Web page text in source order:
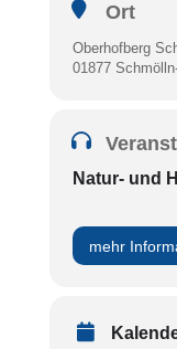
Ort
Oberhofberg
01877
Natur- und
mehr